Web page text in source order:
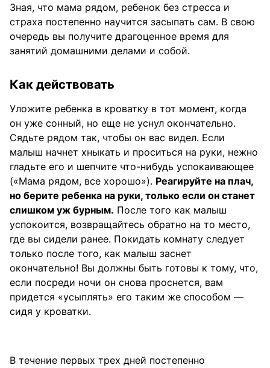
Зная, что мама рядом, ребенок без стресса и
страха постепенно научится засыпать сам. В свою
очередь вы получите драгоценное время для
занятий домашними делами и собой.
Как действовать
Уложите ребенка в кроватку в тот момент, когда
он уже сонный, но еще не уснул окончательно.
Сядьте рядом так, чтобы он вас видел. Если
малыш начнет хныкать и проситься на руки, нежно
гладьте его и шепчите что-нибудь успокаивающее
(«Мама рядом, все хорошо»). Реагируйте на плач,
но берите ребенка на руки, только если он станет
слишком уж бурным. После того как малыш
успокоится, возвращайтесь обратно на то место,
где вы сидели ранее. Покидать комнату следует
только после того, как малыш заснет
окончательно! Вы должны быть готовы к тому, что,
если посреди ночи он снова проснется, вам
придется «усыплять» его таким же способом —
сидя у кроватки.
В течение первых трех дней постепенно